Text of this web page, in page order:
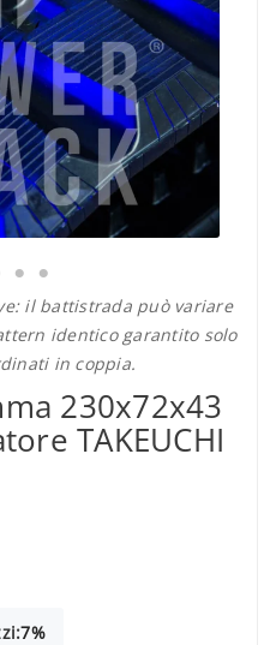
il battistrada può variare
identico garantito solo
in coppia.
230x72x43
TAKEUCHI
7%